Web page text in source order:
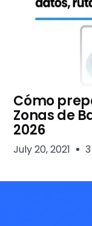
Cómo
Zonas de
2026
July 20, 2021